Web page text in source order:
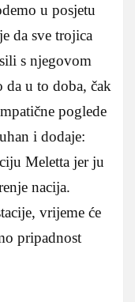
u posjetu
da sve trojica
s njegovom
u to doba, čak
poglede
i dodaje:
Meletta jer ju
nacija.
vrijeme će
pripadnost